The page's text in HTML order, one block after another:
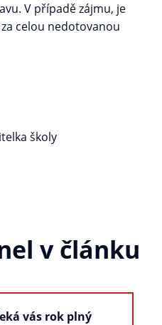
V případě zájmu, je
celou nedotovanou
školy
v článku
vás rok plný